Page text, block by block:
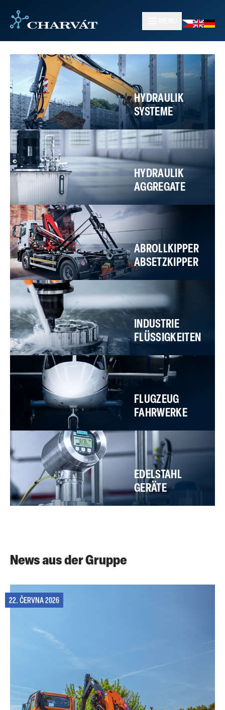
HYDRAULIK
SYSTEME
HYDRAULIK
AGGREGATE
ABROLLKIPPER
ABSETZKIPPER
INDUSTRIE
FLÜSSIGKEITEN
FLUGZEUG
FAHRWERKE
EDELSTAHL
GERÄTE
News aus der Gruppe
22. ČERVNA 2026